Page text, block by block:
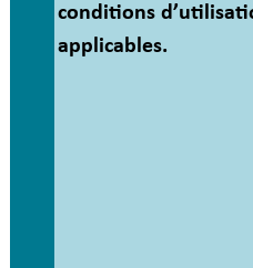
conditions
applicables.